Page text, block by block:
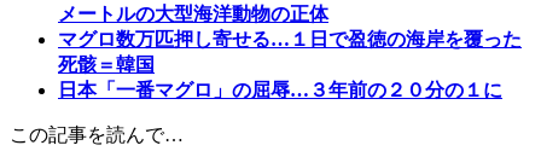
メートルの大型海洋動物の正体
マグロ数万匹押し寄せる…１日で盈徳の海岸を覆った
死骸＝韓国
日本「一番マグロ」の屈辱…３年前の２０分の１に
この記事を読んで…